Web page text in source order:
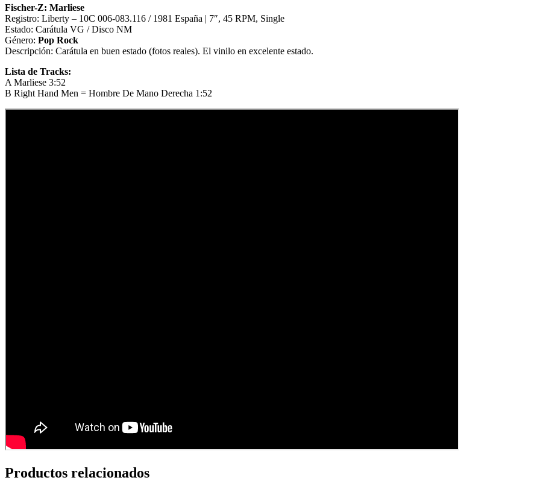
Fischer-Z: Marliese
Registro: Liberty – 10C 006-083.116 / 1981 España | 7″, 45 RPM, Single
Estado: Carátula VG / Disco NM
Género: Pop Rock
Descripción: Carátula en buen estado (fotos reales). El vinilo en excelente estado.
Lista de Tracks:
A Marliese 3:52
B Right Hand Men = Hombre De Mano Derecha 1:52
Productos relacionados